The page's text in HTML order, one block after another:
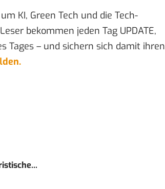
KI, Green Tech und die Tech-
bekommen jeden Tag UPDATE,
Tages – und sichern sich damit ihren